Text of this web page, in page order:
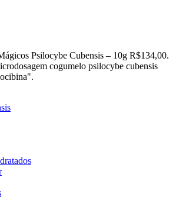
Psilocybe Cubensis – 10g R$134,00.
cogumelo psilocybe cubensis